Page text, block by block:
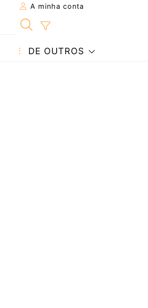
A minha conta
DE OUTROS